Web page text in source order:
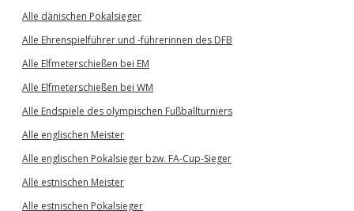
Alle dänischen Pokalsieger
Alle Ehrenspielführer und -führerinnen des DFB
Alle Elfmeterschießen bei EM
Alle Elfmeterschießen bei WM
Alle Endspiele des olympischen Fußballturniers
Alle englischen Meister
Alle englischen Pokalsieger bzw. FA-Cup-Sieger
Alle estnischen Meister
Alle estnischen Pokalsieger